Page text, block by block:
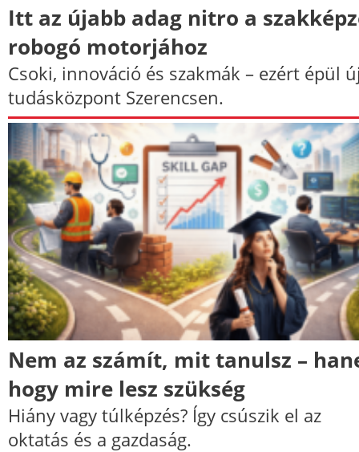
Itt az újabb adag nitro a
robogó motorjához
Csoki, innováció és szakmák – ezért épül
tudásközpont Szerencsen.
Nem az számít, mit tanulsz –
hogy mire lesz szükség
Hiány vagy túlképzés? Így csúszik el az
oktatás és a gazdaság.